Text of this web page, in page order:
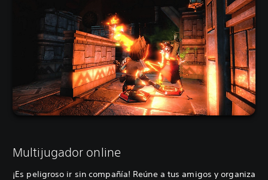
Multijugador online
¡Es peligroso ir sin compañía! Reúne a tus amigos y organiza